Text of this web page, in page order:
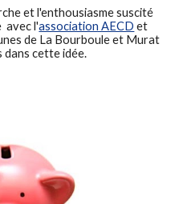
et l'enthousiasme suscité
avec l'association AECD et
de La Bourboule et Murat
cette idée.